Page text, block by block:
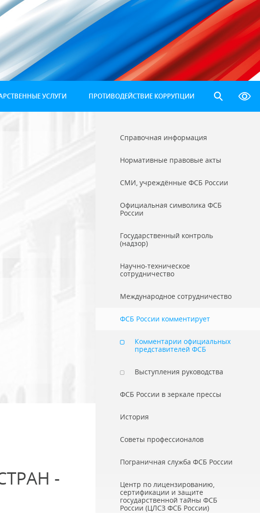
УСЛУГИ ПРОТИВОДЕЙСТВИЕ КОРРУПЦИИ
-
Справочная информация
Нормативные правовые акты
СМИ, учреждённые ФСБ России
Официальная символика ФСБ
России
Государственный контроль
(надзор)
Научно-техническое
сотрудничество
Международное сотрудничество
ФСБ России комментирует
Комментарии официальных
представителей ФСБ
Выступления руководства
ФСБ России в зеркале прессы
История
Советы профессионалов
Пограничная служба ФСБ России
Центр по лицензированию,
сертификации и защите
государственной тайны ФСБ
России (ЦЛСЗ ФСБ России)